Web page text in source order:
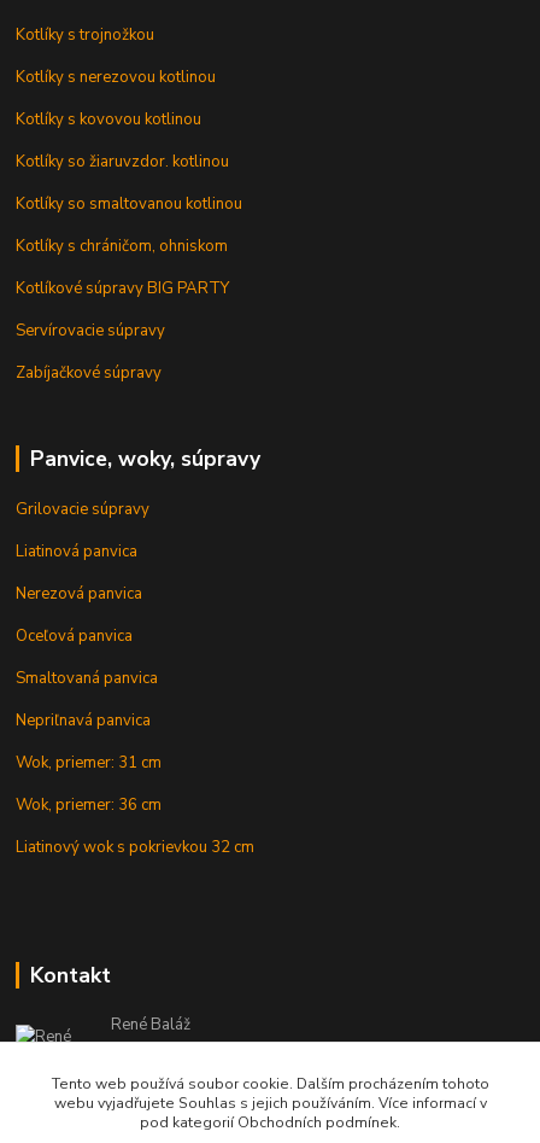
Kotlíky s trojnožkou
Kotlíky s nerezovou kotlinou
Kotlíky s kovovou kotlinou
Kotlíky so žiaruvzdor. kotlinou
Kotlíky so smaltovanou kotlinou
Kotlíky s chráničom, ohniskom
Kotlíkové súpravy BIG PARTY
Servírovacie súpravy
Zabíjačkové súpravy
Panvice, woky, súpravy
Grilovacie súpravy
Liatinová panvica
Nerezová panvica
Oceľová panvica
Smaltovaná panvica
Nepriľnavá panvica
Wok, priemer: 31 cm
Wok, priemer: 36 cm
Liatinový wok s pokrievkou 32 cm
Kontakt
René Baláž
Eshop: +421 902 212 007
od 8:00 - do 16:00 hod
info@kotlikyshop.sk
Tento web používá soubor cookie. Dalším procházením tohoto
webu vyjadřujete Souhlas s jejich používáním. Více informací v
pod kategorií Obchodních podmínek.